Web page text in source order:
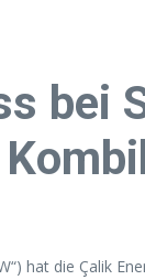
hat die Çalik